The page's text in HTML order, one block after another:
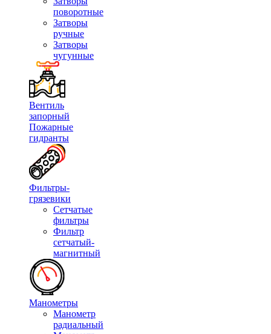
поворотные
Затворы
ручные
Затворы
чугунные
Вентиль
запорный
Пожарные
гидранты
Фильтры-
грязевики
Сетчатые
фильтры
Фильтр
сетчатый-
магнитный
Манометры
Манометр
радиальный